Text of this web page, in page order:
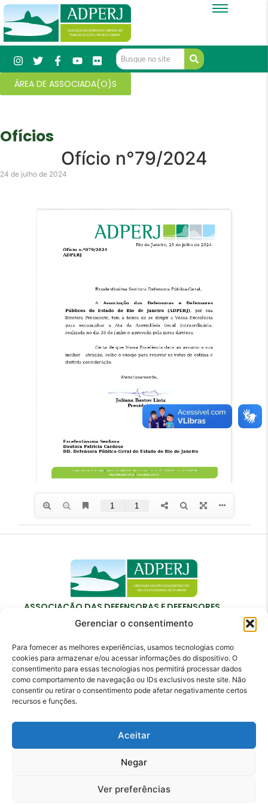
Gerenciar o consentimento
Para fornecer as melhores experiências, usamos tecnologias como
cookies para armazenar e/ou acessar informações do dispositivo. O
consentimento para essas tecnologias nos permitirá processar dados
como comportamento de navegação ou IDs exclusivos neste site. Não
consentir ou retirar o consentimento pode afetar negativamente certos
recursos e funções.
Aceitar
Negar
Ver preferências
ÁREA DE ASSOCIADA(O)S
Ofícios
Ofício n°79/2024
24 de julho de 2024
ASSOCIAÇÃO DAS DEFENSORAS E DEFENSORES
PÚBLICOS DO ESTADO DO RIO DE JANEIRO
Contato
adperj@adperj.com.br
(21) 2220-6022
Janeiro - RJ - CEP: 20011-020